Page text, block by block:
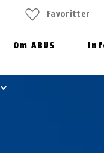
Om ABUS
Favoritter